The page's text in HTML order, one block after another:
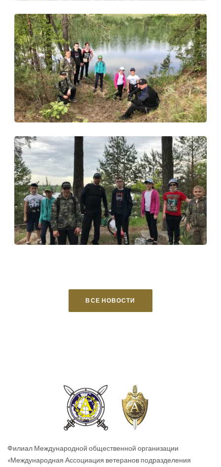
ВСЕ НОВОСТИ
Филиал Международной общественной организации
«Международная Ассоциация ветеранов подразделения